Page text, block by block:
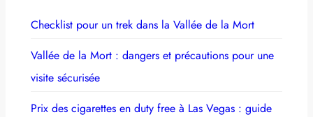
Checklist pour un trek dans la Vallée de la Mort
Vallée de la Mort : dangers et précautions pour une
visite sécurisée
Prix des cigarettes en duty free à Las Vegas : guide